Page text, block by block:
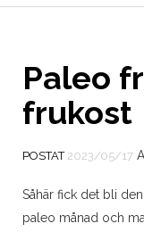
Paleo
frukost
POSTAT 2023/05/17
Såhär fick det bli
paleo månad och